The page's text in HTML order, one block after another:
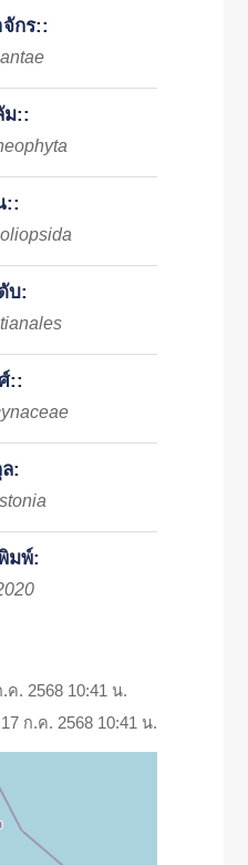
กร::
ม::
::
บ:
::
:
มพ์:
.ค. 2568 10:41 น.
17 ก.ค. 2568 10:41 น.